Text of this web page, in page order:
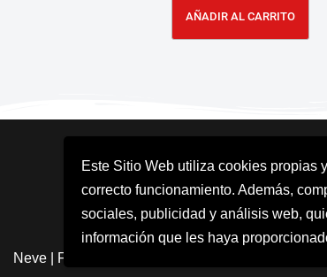
Este Sitio Web utiliza cookies propias
correcto funcionamiento. Además,
sociales, publicidad y análisis web,
información que les haya
AÑADIR AL CARRITO
Neve | Funciona gracias a